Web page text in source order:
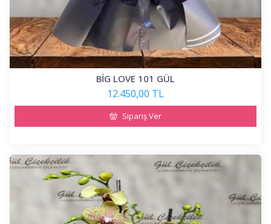
BİG LOVE 101 GÜL
12.450,00 TL
Sipariş Ver